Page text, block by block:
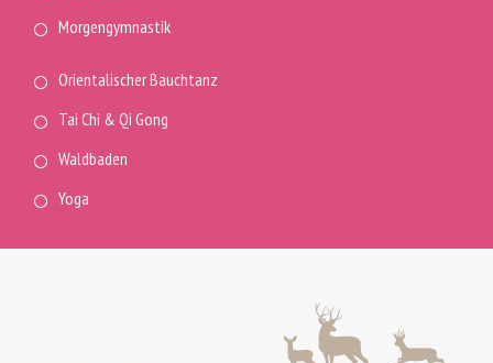
Morgengymnastik
Orientalischer Bauchtanz
Tai Chi & Qi Gong
Waldbaden
Yoga